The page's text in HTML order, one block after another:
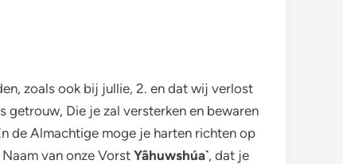
zoals ook bij jullie, 2. en dat wij verlost
getrouw, Die je zal versterken en bewaren
de Almachtige moge je harten richten op
van onze VorstYâhuwshúa`, dat je